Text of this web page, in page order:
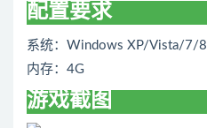
配置要求
系统：Windows XP/Vista/7/8
内存：4G
游戏截图